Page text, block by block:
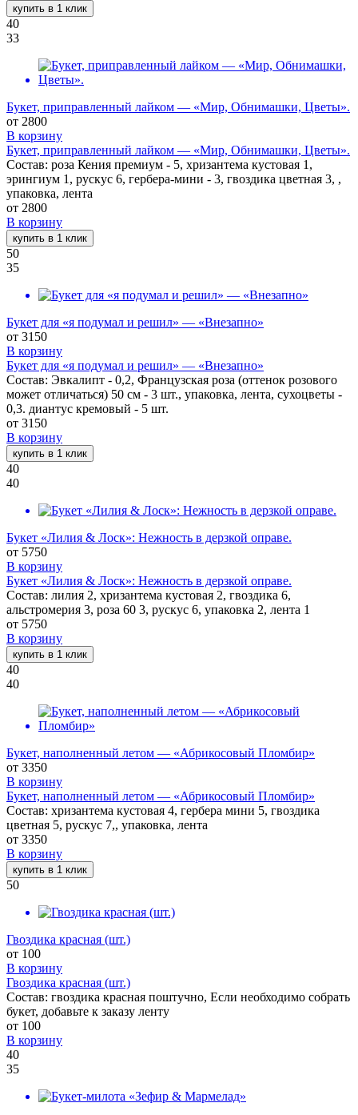
купить в 1 клик
40
33
Букет, приправленный лайком — «Мир, Обнимашки, Цветы».
от 2800
В корзину
Букет, приправленный лайком — «Мир, Обнимашки, Цветы».
Состав: роза Кения премиум - 5, хризантема кустовая 1,
эрингиум 1, рускус 6, гербера-мини - 3, гвоздика цветная 3, ,
упаковка, лента
от 2800
В корзину
купить в 1 клик
50
35
Букет для «я подумал и решил» — «Внезапно»
от 3150
В корзину
Букет для «я подумал и решил» — «Внезапно»
Состав: Эвкалипт - 0,2, Французская роза (оттенок розового
может отличаться) 50 см - 3 шт., упаковка, лента, сухоцветы -
0,3. диантус кремовый - 5 шт.
от 3150
В корзину
купить в 1 клик
40
40
Букет «Лилия & Лоск»: Нежность в дерзкой оправе.
от 5750
В корзину
Букет «Лилия & Лоск»: Нежность в дерзкой оправе.
Состав: лилия 2, хризантема кустовая 2, гвоздика 6,
альстромерия 3, роза 60 3, рускус 6, упаковка 2, лента 1
от 5750
В корзину
купить в 1 клик
40
40
Букет, наполненный летом — «Абрикосовый Пломбир»
от 3350
В корзину
Букет, наполненный летом — «Абрикосовый Пломбир»
Состав: хризантема кустовая 4, гербера мини 5, гвоздика
цветная 5, рускус 7,, упаковка, лента
от 3350
В корзину
купить в 1 клик
50
Гвоздика красная (шт.)
от 100
В корзину
Гвоздика красная (шт.)
Состав: гвоздика красная поштучно, Если необходимо собрать
букет, добавьте к заказу ленту
от 100
В корзину
40
35